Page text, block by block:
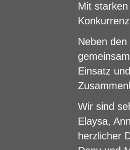
Mit
Neben
Einsatz
Wir sind
Elaysa,
herzlicher